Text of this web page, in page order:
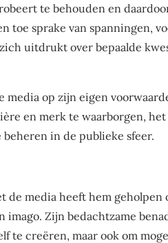
te behouden en
toe sprake van spanningen,
uitdrukt over bepaalde
media op zijn eigen
en merk te waarborgen, het
in de publieke sfeer.
de media heeft hem geholpen
Zijn bedachtzame
te creëren, maar ook om